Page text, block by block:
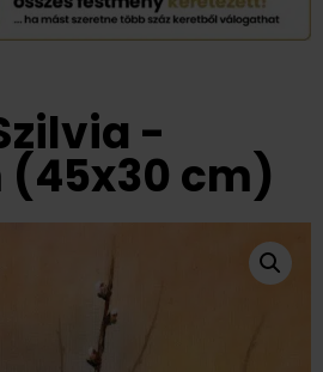
-
(45x30 cm)